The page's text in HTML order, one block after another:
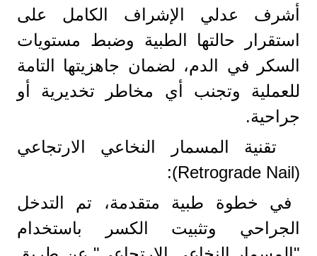
أشرف عدلي الإشراف الكامل على
استقرار حالتها الطبية وضبط مستويات
السكر في الدم، لضمان جاهزيتها التامة
للعملية وتجنب أي مخاطر تخديرية أو
جراحية.
​ تقنية المسمار النخاعي الارتجاعي
(Retrograde Nail):
في خطوة طبية متقدمة، تم التدخل
الجراحي وتثبيت الكسر باستخدام